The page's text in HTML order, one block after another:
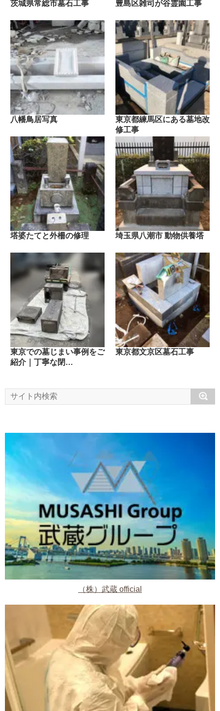
茨城県常総市墓石工事 豊島区雑司が谷霊園工事
八幡鳥居写真
東京都練馬区にある墓地改
修工事
塔婆たてと外柵の修理 埼玉県八潮市 動物供養塔
東京での墓じまい事例をご
紹介｜丁寧な閉…
東京都文京区墓石工事
（株）武蔵 official